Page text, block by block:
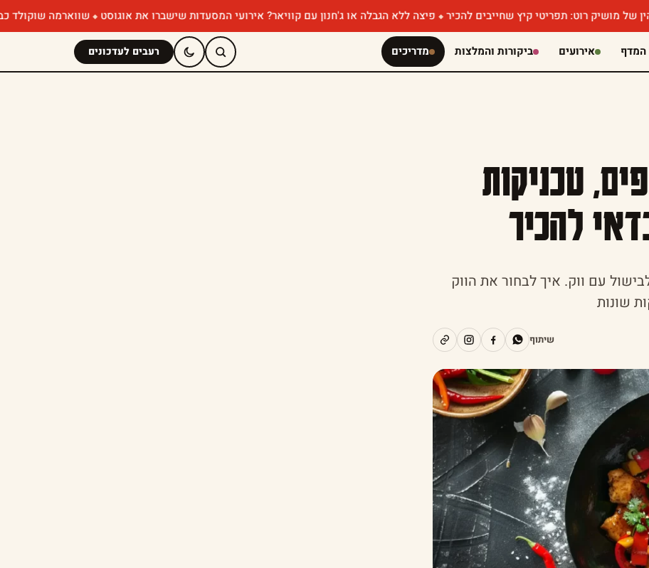
רוט: תפריטי קיץ שחייבים להכיר פיצה ללא הגבלה או ג'חנון עם קוויאר? אירועי המסעדות שישברו את אוגוסט שווארמה שוקולד כבר
אירועים ביקורות והמלצות מדריכים רעבים לעדכונים
טכניקות
להכיר
עם ווק. איך לבחור את הווק
שונות
שיתוף